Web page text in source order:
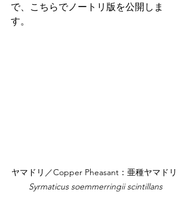
で、こちらでノートリ版を公開しま
す。
ヤマドリ／Copper Pheasant：亜種ヤマドリ
Syrmaticus soemmerringii scintillans